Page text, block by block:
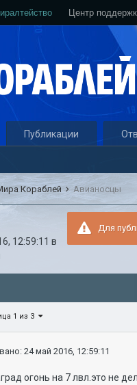
Центр
Публикации
Кораблей Авианосцы
Для
12:59:11 в
1 из 3
24 май 2016, 12:59:11
огонь на 7 лвл.это не